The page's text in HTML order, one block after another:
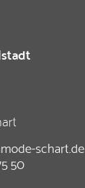
schart.de
50